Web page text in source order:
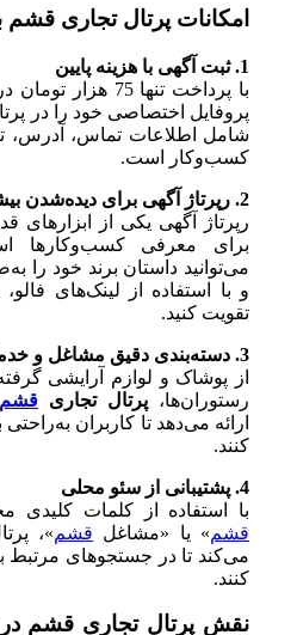
امکانات پرتال تجاری
1. ثبت آگهی با هزینه پایین
با پرداخت تنها 75
پروفایل اختصاصی خود را در
شامل اطلاعات تماس، آدرس،
کسب‌وکار است.
2. رپرتاژ آگهی برای دیده‌شدن بیشتر
رپرتاژ آگهی یکی از ابزارهای
برای معرفی کسب‌وکارها
می‌توانید داستان برند خود را
و با استفاده از لینک‌های
تقویت کنید.
3. دسته‌بندی دقیق مشاغل و خدمات
از پوشاک و لوازم آرایشی
رستوران‌ها، پرتال تجاری قشم
ارائه می‌دهد تا کاربران به‌راحتی
کنند.
4. پشتیبانی از سئو محلی
با استفاده از کلمات کلیدی
قشم» یا «مشاغل قشم»،
می‌کند تا در جستجوهای مرتبط
کنند.
نقش پرتال تجاری قشم